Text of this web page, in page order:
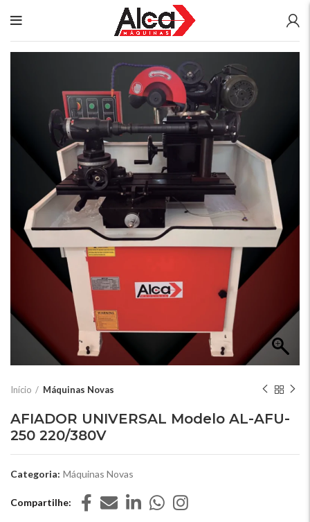
Início Máquinas Novas
AFIADOR UNIVERSAL Modelo AL-AFU-
250 220/380V
Categoria: Máquinas Novas
Compartilhe